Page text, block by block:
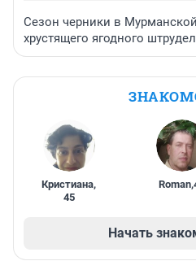
Сезон черники в
хрустящего ягодного
Кристиана,
45
Roman,
Начать